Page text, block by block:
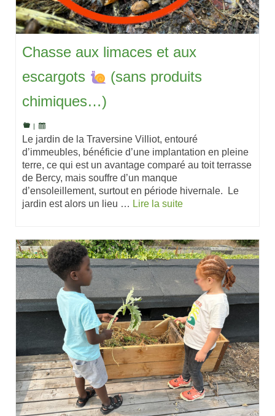
Chasse aux limaces et aux
escargots
(sans produits
chimiques…)
Le jardin de la Traversine Villiot, entouré
d’immeubles, bénéficie d’une implantation en pleine
terre, ce qui est un avantage comparé au toit terrasse
de Bercy, mais souffre d’un manque
d’ensoleillement, surtout en période hivernale. Le
jardin est alors un lieu … Lire la suite